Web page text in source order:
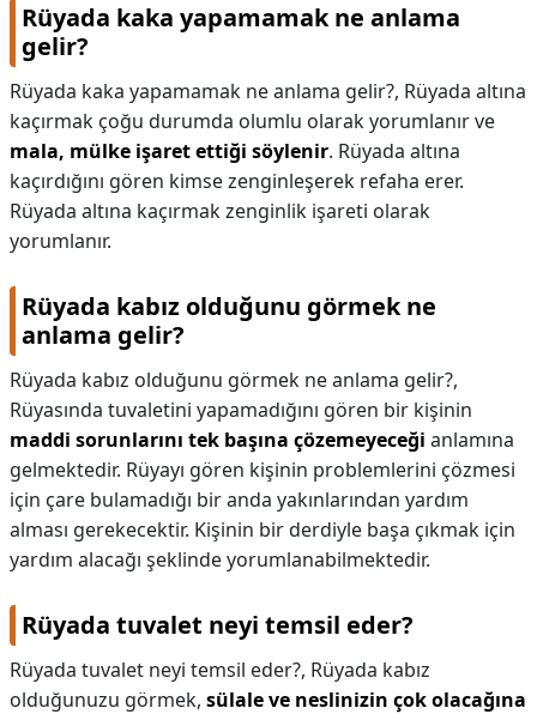
Rüyada kaka yapamamak ne anlama
gelir?
Rüyada kaka yapamamak ne anlama gelir?, Rüyada altına
kaçırmak çoğu durumda olumlu olarak yorumlanır ve
mala, mülke işaret ettiği söylenir. Rüyada altına
kaçırdığını gören kimse zenginleşerek refaha erer.
Rüyada altına kaçırmak zenginlik işareti olarak
yorumlanır.
Rüyada kabız olduğunu görmek ne
anlama gelir?
Rüyada kabız olduğunu görmek ne anlama gelir?,
Rüyasında tuvaletini yapamadığını gören bir kişinin
maddi sorunlarını tek başına çözemeyeceği anlamına
gelmektedir. Rüyayı gören kişinin problemlerini çözmesi
için çare bulamadığı bir anda yakınlarından yardım
alması gerekecektir. Kişinin bir derdiyle başa çıkmak için
yardım alacağı şeklinde yorumlanabilmektedir.
Rüyada tuvalet neyi temsil eder?
Rüyada tuvalet neyi temsil eder?, Rüyada kabız
olduğunuzu görmek, sülale ve neslinizin çok olacağına